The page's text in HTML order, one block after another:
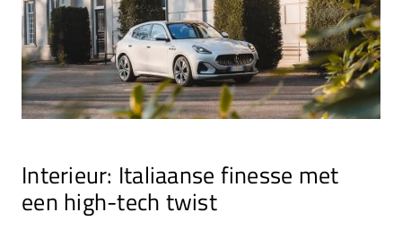
Interieur: Italiaanse finesse met
een high-tech twist